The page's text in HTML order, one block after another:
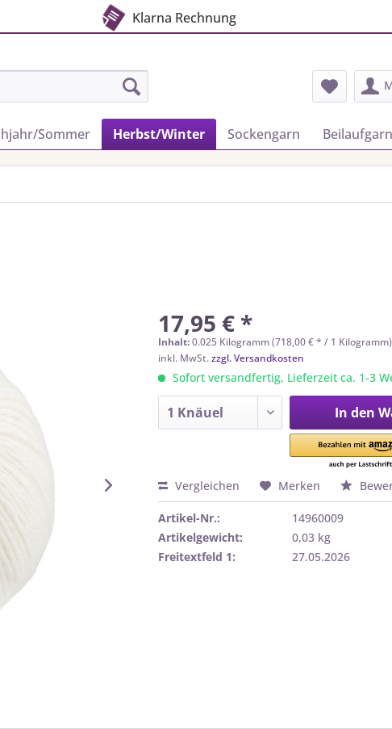
Klarna Rechnung
Sommer Herbst/Winter Sockengarn Beilaufgarn
17,95 € *
Inhalt:0.025 Kilogramm (718,00 € * / 1 Kilogramm)
inkl. MwSt.zzgl. Versandkosten
Sofort versandfertig, Lieferzeit ca. 1-3
In den
Vergleichen Merken
Artikel-Nr.:
14960009
Artikelgewicht:
0,03 kg
Freitextfeld 1:
27.05.2026